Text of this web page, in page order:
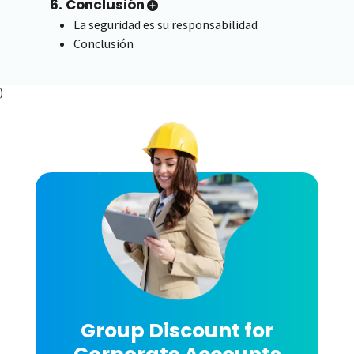
6. Conclusión
La seguridad es su responsabilidad
Conclusión
)
Group Discount for